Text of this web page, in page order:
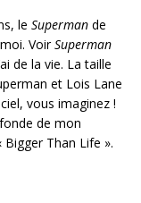
le Superman de
VoirSuperman
de la vie. La taille
et Lois Lane
vous imaginez !
de mon
Bigger Than Life ».